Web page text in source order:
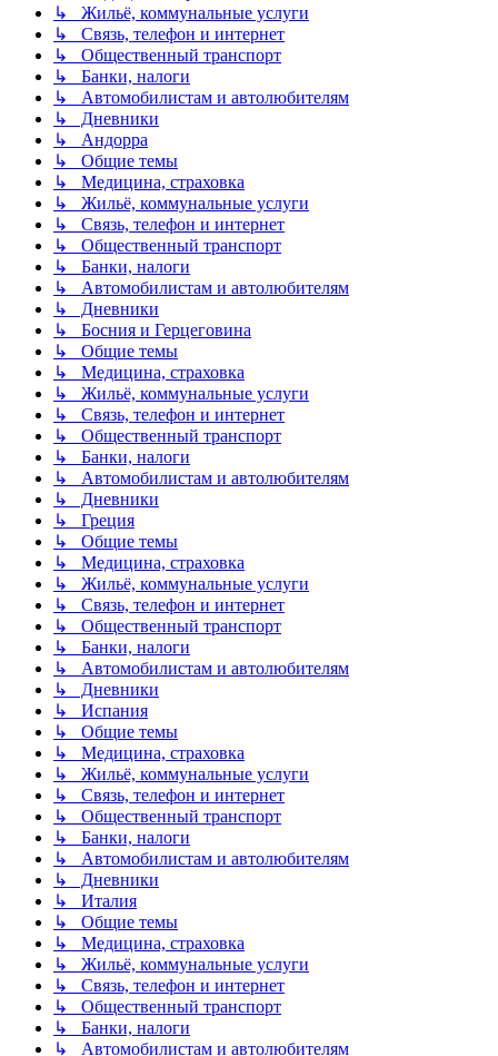
↳ Жильё, коммунальные услуги
↳ Связь, телефон и интернет
↳ Общественный транспорт
↳ Банки, налоги
↳ Автомобилистам и автолюбителям
↳ Дневники
↳ Андорра
↳ Общие темы
↳ Медицина, страховка
↳ Жильё, коммунальные услуги
↳ Связь, телефон и интернет
↳ Общественный транспорт
↳ Банки, налоги
↳ Автомобилистам и автолюбителям
↳ Дневники
↳ Босния и Герцеговина
↳ Общие темы
↳ Медицина, страховка
↳ Жильё, коммунальные услуги
↳ Связь, телефон и интернет
↳ Общественный транспорт
↳ Банки, налоги
↳ Автомобилистам и автолюбителям
↳ Дневники
↳ Греция
↳ Общие темы
↳ Медицина, страховка
↳ Жильё, коммунальные услуги
↳ Связь, телефон и интернет
↳ Общественный транспорт
↳ Банки, налоги
↳ Автомобилистам и автолюбителям
↳ Дневники
↳ Испания
↳ Общие темы
↳ Медицина, страховка
↳ Жильё, коммунальные услуги
↳ Связь, телефон и интернет
↳ Общественный транспорт
↳ Банки, налоги
↳ Автомобилистам и автолюбителям
↳ Дневники
↳ Италия
↳ Общие темы
↳ Медицина, страховка
↳ Жильё, коммунальные услуги
↳ Связь, телефон и интернет
↳ Общественный транспорт
↳ Банки, налоги
↳ Автомобилистам и автолюбителям